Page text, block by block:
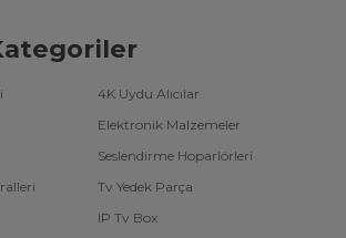
4K Uydu Alıcılar
Elektronik Malzemeler
Seslendirme Hoparlörleri
Tv Yedek Parça
IP Tv Box